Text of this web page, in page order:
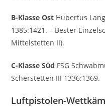
B-Klasse Ost Hubertus
1385:1421. – Bester
Mittelstetten II).
C-Klasse Süd FSG
Scherstetten III 1336:1369.
Luftpistolen-